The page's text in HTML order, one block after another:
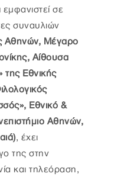
σε
συναυλιών
Αθηνών, Μέγαρο
Αίθουσα
της Εθνικής
Εθνικό &
Αθηνών,
, έχει
της στην
και τηλεόραση,